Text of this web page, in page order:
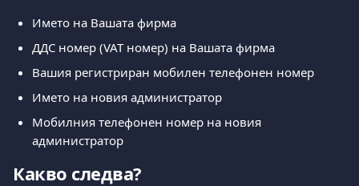
Името на Вашата фирма
ДДС номер (VAT номер) на Вашата фирма
Вашия регистриран мобилен телефонен номер
Името на новия администратор
Мобилния телефонен номер на новия
администратор
Какво следва?